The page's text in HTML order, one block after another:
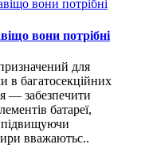
вони потрібні
для
в багатосекційних
— забезпечити
батареї,
підвищуючи
вважаютьс..